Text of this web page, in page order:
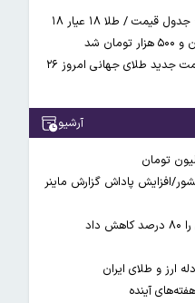
آخرین قیمت طلا و سکه ۲۷ تیرماه ۱۴۰۵+ جدول قیمت / طلا ۱۸ عیار ۱۸
بزرگ‌ترین کاهش قیمت طلا رقم خورد/ قیمت جدید طلای جهانی امروز ۲۶
آرشیو
افزایش پاداش گزارش ماینر
ارز و طلای ایران
آینده